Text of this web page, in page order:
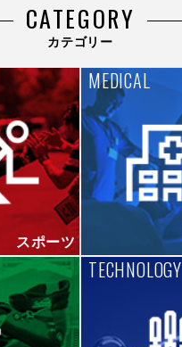
CATEGORY
カテゴリー
スポーツ
MEDICAL
TECHNOLOGY